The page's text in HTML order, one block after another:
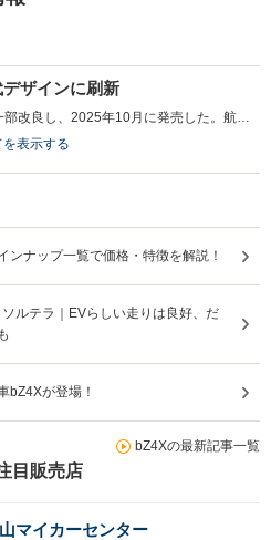
FF、4WD
ザインに刷新
トヨタは、電気自動車「bZ4X」を一部改良し、2025年10月に発売した。航続距離は最大746kmに延長され、急速充電時間は最短約28分に短縮。寒冷地での利便性を向上させるバッテリープレコンディショニング機能を搭載した。また、新たにトヨタ純正の「6kW普通充電器」がオプションで設定されている。走行性能では、eAxleを小型化し出力を向上させ、0-100km/h加速を5.1秒を実現した他、車両各部をリファインしている。フロントデザインをトヨタの新世代デザインモチーフであるハンマーヘッドデザインへ刷新。最新のコネクティッドナビ対応の14インチディスプレイオーディオを搭載。新色の外板色も加わり、内装デザインがシンプルで開放感のある形状に変更された。新充電サービス「TEEMO」も同時にスタートし、bZ4Xの購入者には特典が用意されている。（2025.10）
を表示する
ンナップ一覧で価格・特徴を解説！
ルテラ｜EVらしい走りは良好、だ
bZ4Xが登場！
bZ4Xの最新記事一覧
目販売店
マイカーセンター